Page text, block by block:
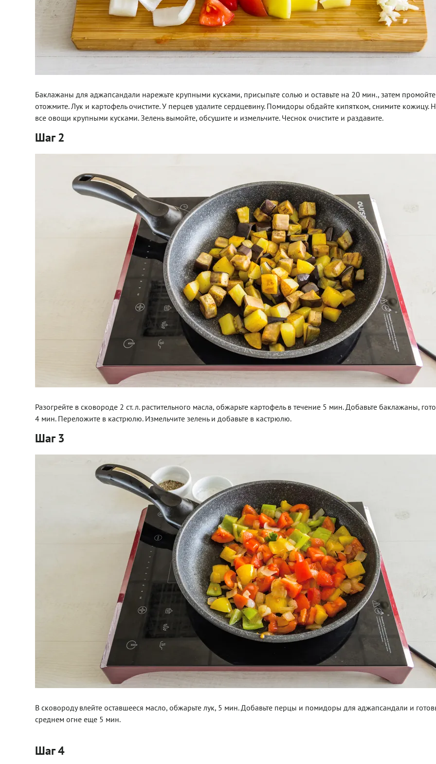
Баклажаны для аджапсандали нарежьте крупными кусками, присыпьте солью и оставьте на 20 мин., затем промойте
отожмите. Лук и картофель очистите. У перцев удалите сердцевину. Помидоры обдайте кипятком, снимите кожицу.
все овощи крупными кусками. Зелень вымойте, обсушите и измельчите. Чеснок очистите и раздавите.
Шаг 2
Разогрейте в сковороде 2 ст. л. растительного масла, обжарьте картофель в течение 5 мин. Добавьте баклажаны,
4 мин. Переложите в кастрюлю. Измельчите зелень и добавьте в кастрюлю.
Шаг 3
В сковороду влейте оставшееся масло, обжарьте лук, 5 мин. Добавьте перцы и помидоры для аджапсандали и
среднем огне еще 5 мин.
Шаг 4